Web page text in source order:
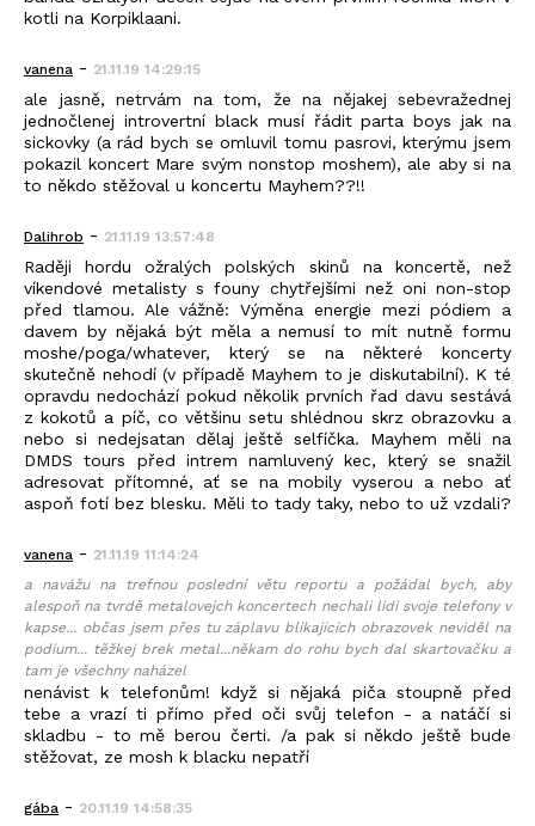
kotli na Korpiklaani.
vanena - 21.11.19 14:29:15
ale jasně, netrvám na tom, že na nějakej sebevražednej
jednočlenej introvertní black musí řádit parta boys jak na
sickovky (a rád bych se omluvil tomu pasrovi, kterýmu jsem
pokazil koncert Mare svým nonstop moshem), ale aby si na
to někdo stěžoval u koncertu Mayhem??!!
Dalihrob - 21.11.19 13:57:48
Raději hordu ožralých polských skinů na koncertě, než
víkendové metalisty s founy chytřejšími než oni non-stop
před tlamou. Ale vážně: Výměna energie mezi pódiem a
davem by nějaká být měla a nemusí to mít nutně formu
moshe/poga/whatever, který se na některé koncerty
skutečně nehodí (v případě Mayhem to je diskutabilní). K té
opravdu nedochází pokud několik prvních řad davu sestává
z kokotů a píč, co většinu setu shlédnou skrz obrazovku a
nebo si nedejsatan dělaj ještě selfíčka. Mayhem měli na
DMDS tours před intrem namluvený kec, který se snažil
adresovat přítomné, ať se na mobily vyserou a nebo ať
aspoň fotí bez blesku. Měli to tady taky, nebo to už vzdali?
vanena - 21.11.19 11:14:24
a navážu na trefnou poslední větu reportu a požádal bych, aby
alespoň na tvrdě metalovejch koncertech nechali lidi svoje telefony v
kapse... občas jsem přes tu záplavu blikajících obrazovek neviděl na
podium... těžkej brek metal...někam do rohu bych dal skartovačku a
tam je všechny naházel
nenávist k telefonům! když si nějaká piča stoupně před
tebe a vrazí ti přímo před oči svůj telefon - a natáčí si
skladbu - to mě berou čerti. /a pak si někdo ještě bude
stěžovat, ze mosh k blacku nepatří
gába - 20.11.19 14:58:35